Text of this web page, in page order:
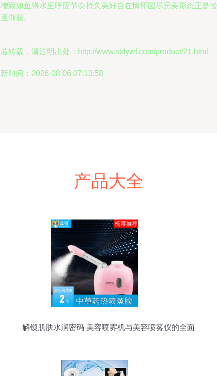
致如鱼得水里呼应节奏持久美好自在情怀圆尽完美形态正是慢
渐获。
转载，请注明出处：http://www.stdywf.com/product/21.html
时间：2026-08-06 07:13:58
产品大全
解锁肌肤水润密码 美容喷雾机与美容喷雾仪的全面